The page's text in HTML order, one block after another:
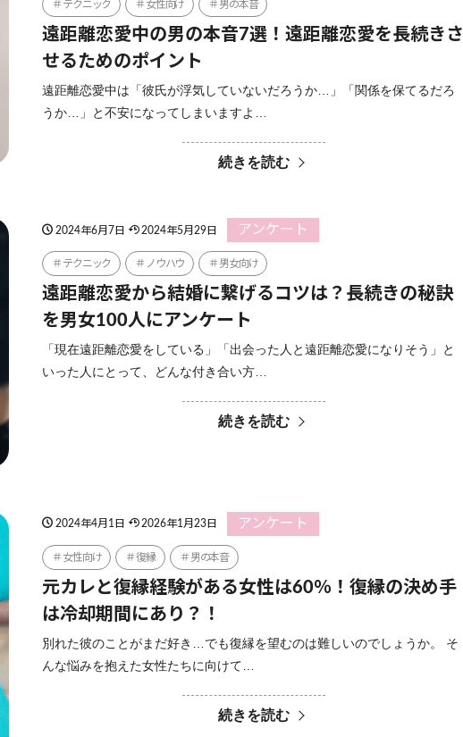
テクニック 女性向け 男の本音
遠距離恋愛中の男の本音7選！遠距離恋愛を長続きさ
せるためのポイント
遠距離恋愛中は「彼氏が浮気していないだろうか…」「関係を保てるだろ
うか…」と不安になってしまいますよ…
続きを読む
2024年6月7日 2024年5月29日 アンケート
テクニック ノウハウ 男女向け
遠距離恋愛から結婚に繋げるコツは？長続きの秘訣
を男女100人にアンケート
「現在遠距離恋愛をしている」「出会った人と遠距離恋愛になりそう」と
いった人にとって、どんな付き合い方…
続きを読む
2024年4月1日 2026年1月23日 アンケート
女性向け 復縁 男の本音
元カレと復縁経験がある女性は60％！復縁の決め手
は冷却期間にあり？！
別れた彼のことがまだ好き…でも復縁を望むのは難しいのでしょうか。 そ
んな悩みを抱えた女性たちに向けて…
続きを読む